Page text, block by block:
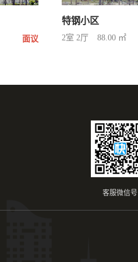
面议
特钢小区
2室 2厅 88.00 ㎡
客服微信号